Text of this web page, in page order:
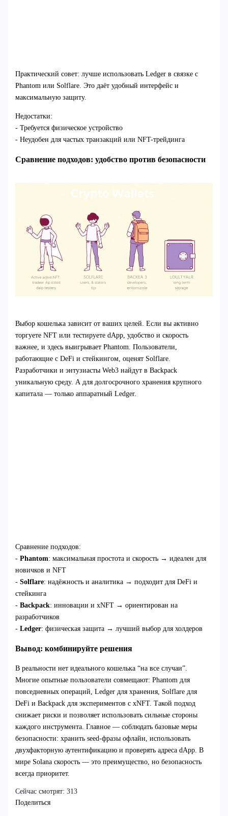
Практический совет: лучше использовать Ledger в связке с
Phantom или Solflare. Это даёт удобный интерфейс и
максимальную защиту.
Недостатки:
- Требуется физическое устройство
- Неудобен для частых транзакций или NFT-трейдинга
Сравнение подходов: удобство против безопасности
Выбор кошелька зависит от ваших целей. Если вы активно
торгуете NFT или тестируете dApp, удобство и скорость
важнее, и здесь выигрывает Phantom. Пользователи,
работающие с DeFi и стейкингом, оценят Solflare.
Разработчики и энтузиасты Web3 найдут в Backpack
уникальную среду. А для долгосрочного хранения крупного
капитала — только аппаратный Ledger.
Сравнение подходов:
- Phantom: максимальная простота и скорость → идеален для
новичков и NFT
- Solflare: надёжность и аналитика → подходит для DeFi и
стейкинга
- Backpack: инновации и xNFT → ориентирован на
разработчиков
- Ledger: физическая защита → лучший выбор для холдеров
Вывод: комбинируйте решения
В реальности нет идеального кошелька “на все случаи”.
Многие опытные пользователи совмещают: Phantom для
повседневных операций, Ledger для хранения, Solflare для
DeFi и Backpack для экспериментов с xNFT. Такой подход
снижает риски и позволяет использовать сильные стороны
каждого инструмента. Главное — соблюдать базовые меры
безопасности: хранить seed-фразы офлайн, использовать
двухфакторную аутентификацию и проверять адреса dApp. В
мире Solana скорость — это преимущество, но безопасность
всегда приоритет.
Сейчас смотрят: 313
Поделиться